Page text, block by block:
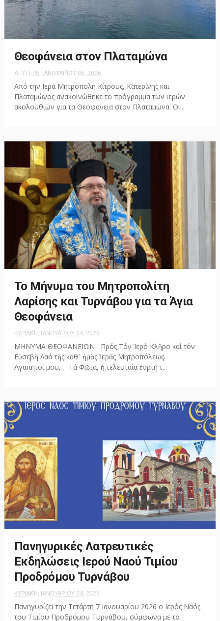
Θεοφάνεια στον Πλαταμώνα
ΔΕΥΤΈΡΑ, ΙΑΝΟΥΑΡΊΟΥ 05, 2026
Από την Ιερά Μητρόπολη Κίτρους, Κατερίνης και
Πλαταμώνος ανακοινώθηκε το πρόγραμμα των ιερών
ακολουθιών για τα Θεοφάνεια στον Πλαταμώνα. Οι...
Το Μήνυμα του Μητροπολίτη
Λαρίσης και Τυρνάβου για τα Άγια
Θεοφάνεια
ΚΥΡΙΑΚΉ, ΙΑΝΟΥΑΡΊΟΥ 04, 2026
ΜΗΝΥΜΑ ΘΕΟΦΑΝΕΙΩΝ Πρός Τόν Ἱερό Κλῆρο καί τόν
Εὐσεβῆ Λαό τῆς καθ᾽ ἡμᾶς Ἱερᾶς Μητροπόλεως.
Ἀγαπητοί μου, ​ Τά Φῶτα, ἡ τελευταία ἑορτή τ...
Πανηγυρικές Λατρευτικές
Εκδηλώσεις Ιερού Ναού Τιμίου
Προδρόμου Τυρνάβου
ΚΥΡΙΑΚΉ, ΙΑΝΟΥΑΡΊΟΥ 04, 2026
Πανηγυρίζει την Τετάρτη 7 Ιανουαρίου 2026 ο Ιερός Ναός
του Τιμίου Προδρόμου Τυρνάβου, σύμφωνα με το